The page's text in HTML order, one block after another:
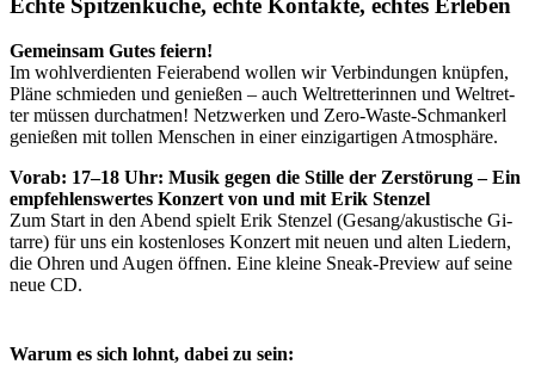
Echte Spitzenküche, echte Kontakte, echtes Erleben
Ge­mein­sam Gu­tes fei­ern!
Im wohl­ver­dien­ten Fei­er­abend wol­len wir Ver­bin­dun­gen knüp­fen,
Pläne schmie­den und ge­nie­ßen – auch Welt­ret­te­rin­nen und Welt­ret­
ter müs­sen durch­at­men! Netz­wer­ken und Zero-Waste-Schman­kerl
ge­nie­ßen mit tol­len Men­schen in ei­ner ein­zig­ar­ti­gen At­mo­sphäre.
Vorab: 17–18 Uhr: Mu­sik ge­gen die Stille der Zer­stö­rung – Ein
emp­feh­lens­wer­tes Kon­zert von und mit Erik Sten­zel
Zum Start in den Abend spielt Erik Sten­zel (Gesang/akustische Gi­
tarre) für uns ein kos­ten­lo­ses Kon­zert mit neuen und al­ten Lie­dern,
die Oh­ren und Au­gen öff­nen. Eine kleine Sneak-Pre­view auf seine
neue CD.
Warum es sich lohnt, dabei zu sein: